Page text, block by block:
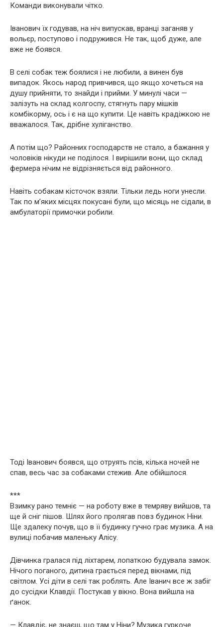
Команди виконували чітко.
Іванович їх годував, на ніч випускав, вранці заганяв у
вольєр, поступово і подружився. Не так, щоб дуже, але
вже не боявся.
В селі собак теж боялися і не любили, а винен був
випадок. Якось народ привчився, що якщо хочеться на
душу прийняти, то знайди і прийми. У минулі часи —
залізуть на склад колгоспу, стягнуть пару мішків
комбікорму, ось і є на що купити. Це навіть крадіжкою не
вважалося. Так, дрібне хуліганство.
А потім що? Районних господарств не стало, а бажання у
чоловіків нікуди не поділося. І вирішили вони, що склад
фермера нічим не відрізняється від районного.
Навіть собакам кісточок взяли. Тільки ледь ноги унесли.
Так по м’яких місцях покусані були, що місяць не сідали, в
амбулаторії примочки робили.
Тоді Іванович боявся, що отруять псів, кілька ночей не
спав, весь час за собаками стежив. Але обійшлося.
***
Взимку рано темніє — на роботу вже в темряву вийшов, та
ще й сніг пішов. Шлях його пролягав повз будинок Ніни.
Ще здалеку почув, що в її будинку гучно грає музика. А на
вулиці побачив маленьку Алісу.
Дівчинка гралася під ліхтарем, лопаткою будувала замок.
Нічого поганого, дитина грається перед вікнами, під
світлом. Усі діти в селі так роблять. Але Іванич все ж забіг
до сусідки Клавдії. Постукав у вікно. Вона вийшла на
ґанок.
— Клавдіє, не знаєш, що там у Ніни? Музика гуркоче.